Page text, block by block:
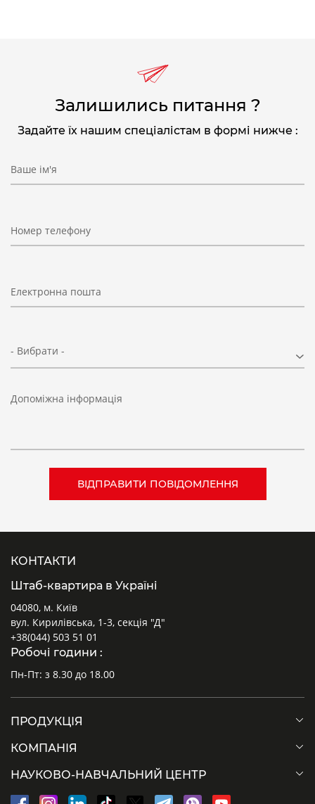
Залишились питання ?
Задайте їх нашим спеціалістам в формі нижче :
Ваше ім'я
Номер телефону
Електронна пошта
- Вибрати -
Допоміжна інформація
КОНТАКТИ
Штаб-квартира в Україні
04080, м. Київ
вул. Кирилівська, 1-3, секція "Д"
+38(044) 503 51 01
Робочі години :
Пн-Пт: з 8.30 до 18.00
ПРОДУКЦІЯ
КОМПАНІЯ
НАУКОВО-НАВЧАЛЬНИЙ ЦЕНТР